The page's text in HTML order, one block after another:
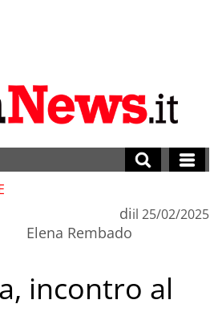
di
Elena Rembado
il 25/02/2025
incontro al